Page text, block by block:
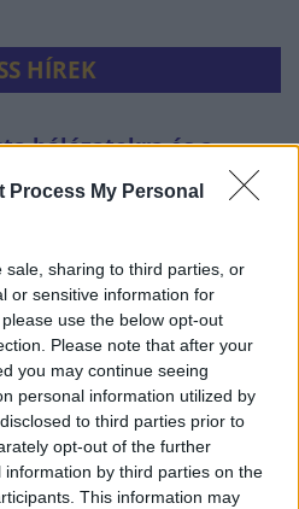
Process My Personal
sale, sharing to third parties, or
or sensitive information for
use the below opt-out
Please note that after your
you may continue seeing
personal information utilized by
to third parties prior to
opt-out of the further
by third parties on the
This information may
HÍREK
hálózatokra és a
biztonsági kockázataira